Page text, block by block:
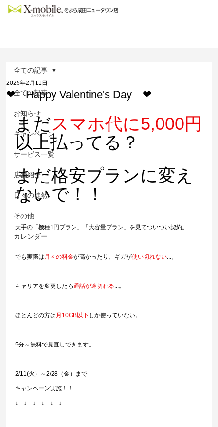
全ての記事
お知らせ
キャンペーン
サービス一覧
店舗紹介
日々の徒然
その他
カレンダー
全ての記事
❤ Happy Valentine's Day ❤
2025年2月11日
まだスマホ代に5,000円
以上払ってる？
まだ格安プランに変え
ないで！！
大手の「機種1円プラン」「大容量プラン」を見てついつい契約。
でも実際は 月々の料金が高かったり、ギガが使い切れない...。
キャリアを変更したら通話が途切れる...。
ほとんどの方は 月10GB以下しか使っていない。
5分～無料で見直しできます。
2/11(火）～2/28（金）まで
キャンペーン実施！！
↓　↓　↓　↓　↓　↓